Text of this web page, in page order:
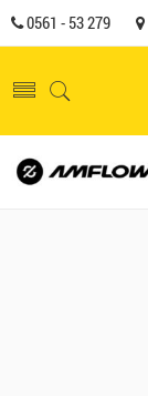
0561 - 53 279